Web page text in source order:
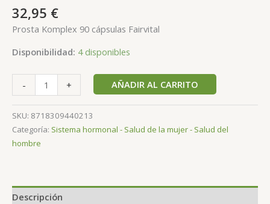
32,95 €
Prosta Komplex 90 cápsulas Fairvital
Disponibilidad: 4 disponibles
- + AÑADIR AL CARRITO
SKU: 8718309440213
Categoría: Sistema hormonal - Salud de la mujer - Salud del
hombre
Descripción